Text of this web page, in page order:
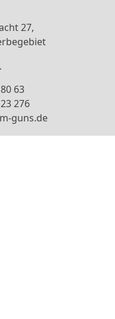
27,
63
276
guns.de